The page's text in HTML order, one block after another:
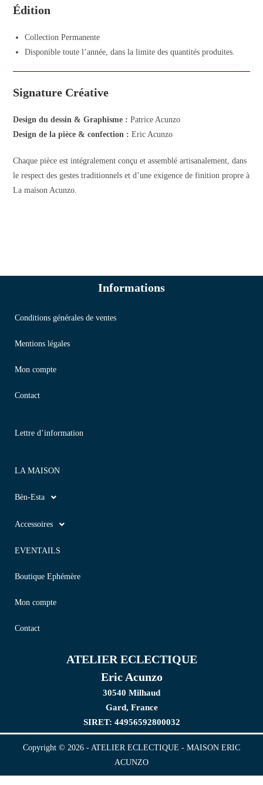
Édition
Collection Permanente
Disponible toute l’année, dans la limite des quantités produites.
Signature Créative
Design du dessin & Graphisme : Patrice Acunzo
Design de la pièce & confection : Eric Acunzo
Chaque pièce est intégralement conçu et assemblé artisanalement, dans
le respect des gestes traditionnels et d’une exigence de finition propre à
La maison Acunzo.
Informations
Conditions générales de ventes
Mentions légales
Mon compte
Contact
Lettre d’information
LA MAISON
Bèn-Esta
Accessoires
EVENTAILS
Boutique Ephémère
Mon compte
Contact
ATELIER ECLECTIQUE
Eric Acunzo
30540 Milhaud
Gard, France
SIRET: 44956592800032
Copyright © 2026 - ATELIER ECLECTIQUE - MAISON ERIC
ACUNZO